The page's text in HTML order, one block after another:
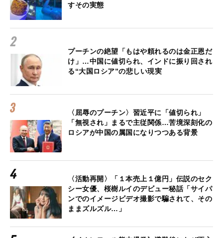
すその実態
プーチンの絶望「もはや頼れるのは金正恩だ
け」…中国に値切られ、インドに振り回され
る“大国ロシア”の悲しい現実
〈屈辱のプーチン〉習近平に「値切られ」
「無視され」まるで主従関係…苦境深刻化の
ロシアが中国の属国になりつつある背景
〈活動再開〉「１本売上１億円」伝説のセク
シー女優、桜樹ルイのデビュー秘話「サイパ
ンでのイメージビデオ撮影で騙されて、その
ままズルズル…」